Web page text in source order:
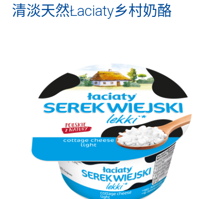
清淡天然Łaciaty乡村奶酪